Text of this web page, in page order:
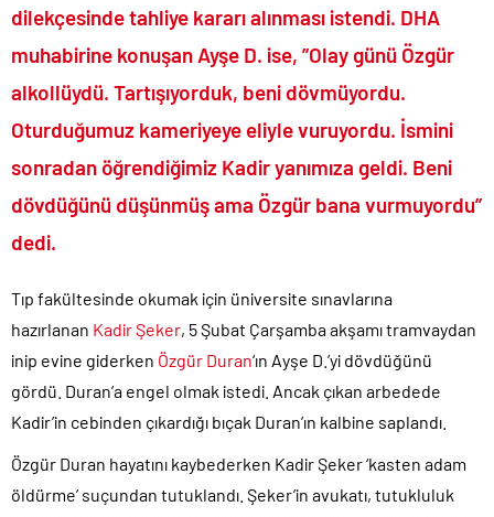
CHP Lideri Kılıçdaoğlu’ndan Terörsüz Türkiye sürecine destek
açıklaması..
Denize döktüğümüz(!) Yunanların ekonomisini şaha kaldırdık!.
TÜİK sipariş enflasyon oranlarını açıkladı!.
TÜİK kira zam oranını yüzde 31 olarak açıkladı..
Etimesgut Belediye Başkanı Erdal Beşikçioğlu hakkında
Donald Trump’ın İran saldırılarını durdurma kararını Netanyahu da
sosyal medyadan öğrendi..
Merkez Bankası’ndan Kripto Varlık Merkezi Kayıt Sistemi’ne onay..
CHP’den AK Parti’ye geçen Tuzla Belediye Başkanı’ndan ilk
açıklama..
Savaşın kazananı 93 milyar dolar ile dev petrol şirketleri oldu!.
dilekçesinde tahliye kararı alınması istendi. DHA
muhabirine konuşan Ayşe D. ise, ”Olay günü Özgür
alkollüydü. Tartışıyorduk, beni dövmüyordu.
Oturduğumuz kameriyeye eliyle vuruyordu. İsmini
sonradan öğrendiğimiz Kadir yanımıza geldi. Beni
dövdüğünü düşünmüş ama Özgür bana vurmuyordu”
dedi.
Tıp fakültesinde okumak için üniversite sınavlarına
hazırlanan Kadir Şeker, 5 Şubat Çarşamba akşamı tramvaydan
inip evine giderken Özgür Duran‘ın Ayşe D.’yi dövdüğünü
gördü. Duran’a engel olmak istedi. Ancak çıkan arbedede
Kadir’in cebinden çıkardığı bıçak Duran’ın kalbine saplandı.
Özgür Duran hayatını kaybederken Kadir Şeker ‘kasten adam
öldürme’ suçundan tutuklandı. Şeker’in avukatı, tutukluluk